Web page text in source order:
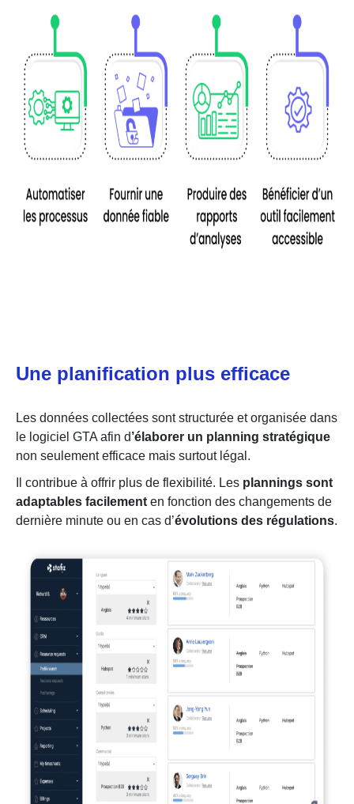
Une planification plus efficace
Les données collectées sont structurée et organisée dans
le logiciel GTA afin d’élaborer un planning stratégique
non seulement efficace mais surtout légal.
Il contribue à offrir plus de flexibilité. Les plannings sont
adaptables facilement en fonction des changements de
dernière minute ou en cas d’évolutions des régulations.